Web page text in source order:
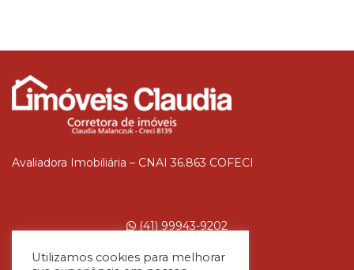
Avaliadora Imobiliária – CNAI 36.863 COFECI
(41) 99943-9202
Utilizamos cookies para melhorar